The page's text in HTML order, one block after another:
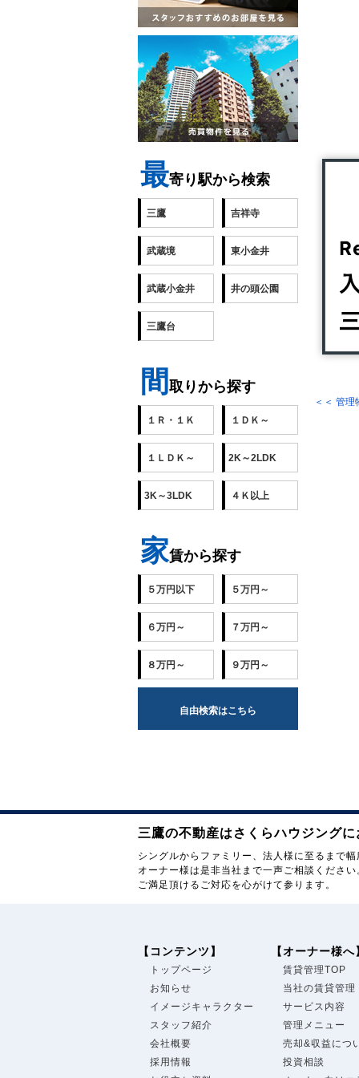
＜＜ 管
最寄り駅から検索
三鷹 吉祥寺
武蔵境 東小金井
武蔵小金井 井の頭公園
三鷹台
間取りから探す
１Ｒ・１Ｋ １ＤＫ～
１ＬＤＫ～ 2K～2LDK
3K～3LDK ４Ｋ以上
家賃から探す
５万円以下 ５万円～
６万円～ ７万円～
８万円～ ９万円～
自由検索はこちら
三鷹の不動産はさくらハウジング
シングルからファミリー、法人様に至るまで
オーナー様は是非当社まで一声ご相談くださ
ご満足頂けるご対応を心がけて参ります。
【コンテンツ】
トップページ
お知らせ
イメージキャラクター
スタッフ紹介
会社概要
採用情報
【オーナー様へ
賃貸管理TOP
当社の賃貸管理
サービス内容
管理メニュー
売却&収益につ
投資相談